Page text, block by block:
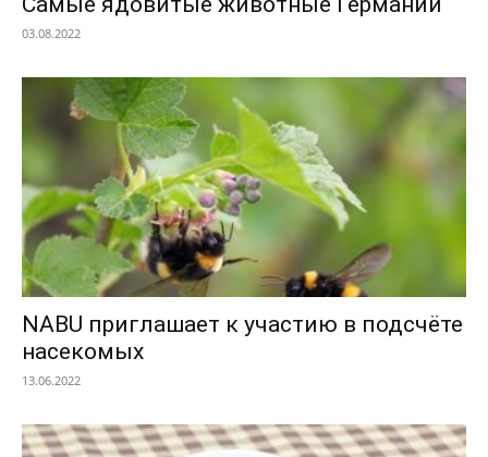
03.08.2022
NABU приглашает к участию в подсчёте
насекомых
13.06.2022